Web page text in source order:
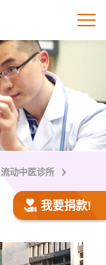
打
流动中医诊所
我要捐款!